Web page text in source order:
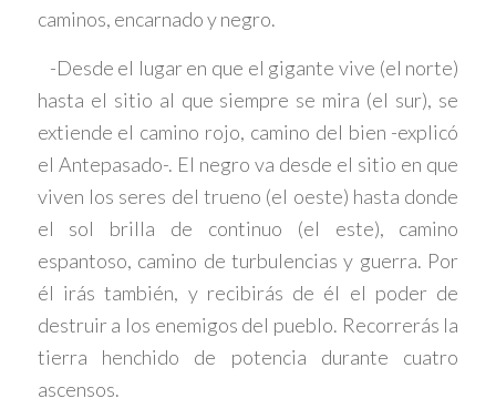
caminos, encarnado y negro.
-Desde el lugar en que el gigante vive (el norte)
hasta el sitio al que siempre se mira (el sur), se
extiende el camino rojo, camino del bien -explicó
el Antepasado-. El negro va desde el sitio en que
viven los seres del trueno (el oeste) hasta donde
el sol brilla de continuo (el este), camino
espantoso, camino de turbulencias y guerra. Por
él irás también, y recibirás de él el poder de
destruir a los enemigos del pueblo. Recorrerás la
tierra henchido de potencia durante cuatro
ascensos.